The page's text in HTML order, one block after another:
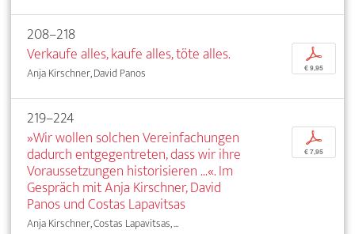
208–218
Verkaufe alles, kaufe alles, töte alles.
Anja Kirschner, David Panos
p
€ 9,95
219–224
»Wir wollen solchen Vereinfachungen
dadurch entgegentreten, dass wir ihre
Voraussetzungen historisieren ...«. Im
Gespräch mit Anja Kirschner, David
Panos und Costas Lapavitsas
Anja Kirschner, Costas Lapavitsas, ...
p
€ 7,95